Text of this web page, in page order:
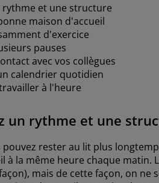
rythme et une structure
maison d'accueil
d'exercice
pauses
avec vos collègues
calendrier quotidien
à l'heure
un rythme et une
pouvez rester au lit plus
à la même heure chaque
mais de cette façon, on